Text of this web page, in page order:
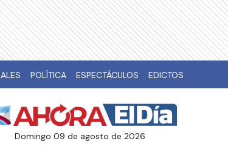
POLÍTICA ESPECTÁCULOS EDICTOS
domingo 09 de agosto de 2026